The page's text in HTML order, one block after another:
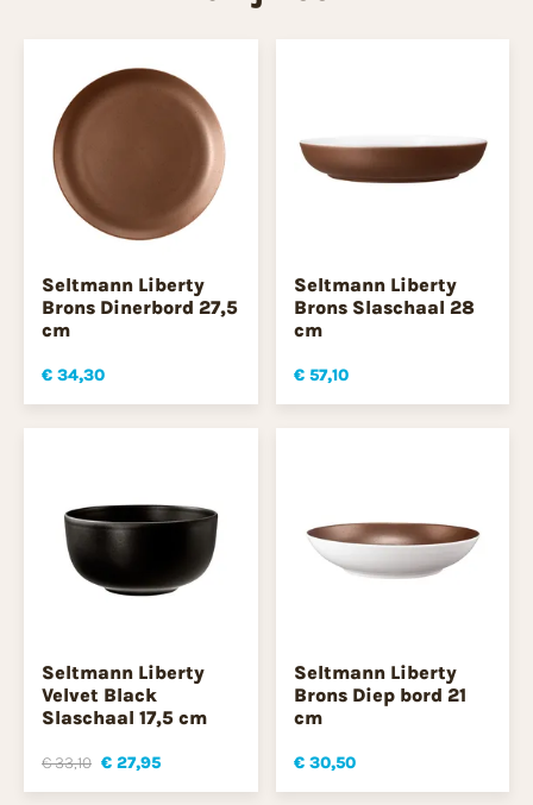
Seltmann Liberty
Brons Dinerbord 27,5
cm
€ 34,30
Seltmann Liberty
Brons Slaschaal 28
cm
€ 57,10
Seltmann Liberty
Velvet Black
Slaschaal 17,5 cm
€ 33,10 € 27,95
Seltmann Liberty
Brons Diep bord 21
cm
€ 30,50